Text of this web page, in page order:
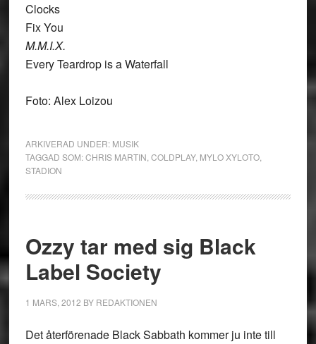
Clocks
Fix You
M.M.I.X.
Every Teardrop is a Waterfall
Foto: Alex Loizou
ARKIVERAD UNDER: MUSIK
TAGGAD SOM:CHRIS MARTIN COLDPLAY, MYLO XYLOTO,
STADION
Ozzy tar med sig Black
Label Society
1 MARS, 2012 BY REDAKTIONEN
Det återförenade Black Sabbath kommer ju inte till